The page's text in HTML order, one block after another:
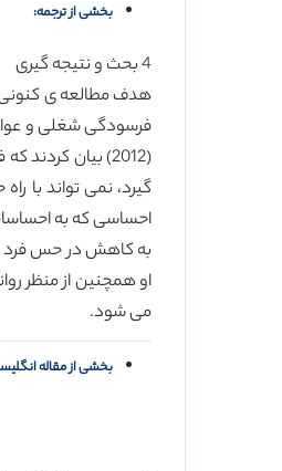
بخشی از ترجمه:
4 بحث و نتیجه گیری
فرسودگی شغلی و
(2012) بیان
احساسی که به
او همچنین از منظر
می شود.
بخشی از مقاله